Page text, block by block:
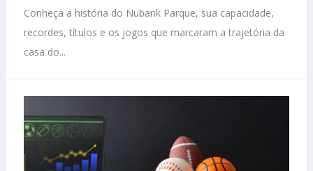
Conheça a história do Nubank Parque, sua capacidade,
recordes, títulos e os jogos que marcaram a trajetória da
casa do...